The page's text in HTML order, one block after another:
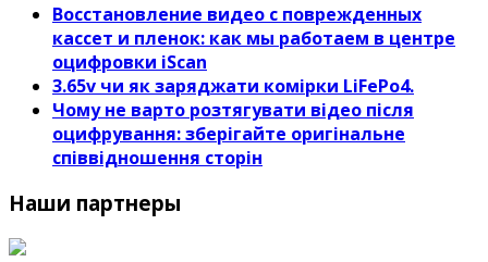
Восстановление видео с поврежденных
кассет и пленок: как мы работаем в центре
оцифровки iScan
3.65v чи як заряджати комірки LiFePo4.
Чому не варто розтягувати відео після
оцифрування: зберігайте оригінальне
співвідношення сторін
Наши партнеры